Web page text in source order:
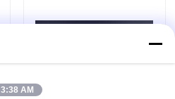
3:38 AM